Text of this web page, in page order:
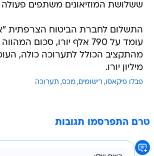
ששלושת המוזיאונים משתפים פעולה
התשלום לחברת הביטוח הצרפתית
עומד על 790 אלף יורו, סכום
מיליון יורו.
פבלו פיקאסו רישומים מכס תערוכה
טרם התפרסמו תגובות